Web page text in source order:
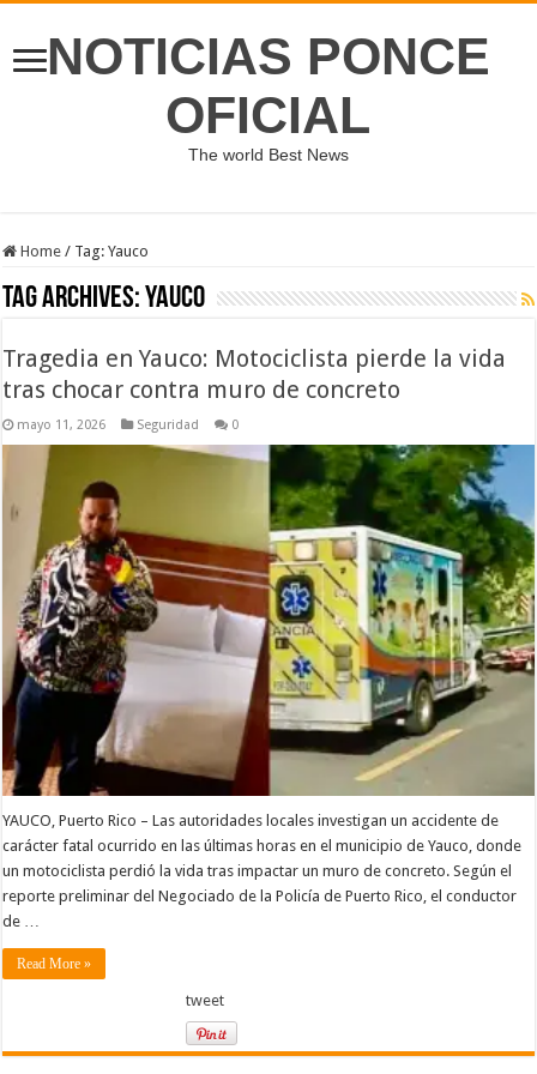
NOTICIAS PONCE
OFICIAL
The world Best News
Home / Tag:Yauco
Tag Archives:Yauco
Tragedia en Yauco: Motociclista pierde la vida
tras chocar contra muro de concreto
mayo 11, 2026 Seguridad 0
YAUCO, Puerto Rico – Las autoridades locales investigan un accidente de
carácter fatal ocurrido en las últimas horas en el municipio de Yauco, donde
un motociclista perdió la vida tras impactar un muro de concreto. Según el
reporte preliminar del Negociado de la Policía de Puerto Rico, el conductor
de …
Read More »
tweet